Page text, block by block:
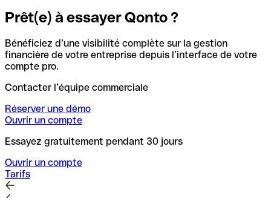
Prêt(e) à essayer Qonto ?
Bénéficiez d’une visibilité complète sur la gestion
financière de votre entreprise depuis l’interface de votre
compte pro.
Contacter l’équipe commerciale
Réserver une démo
Ouvrir un compte
Essayez gratuitement pendant 30 jours
Ouvrir un compte
Tarifs